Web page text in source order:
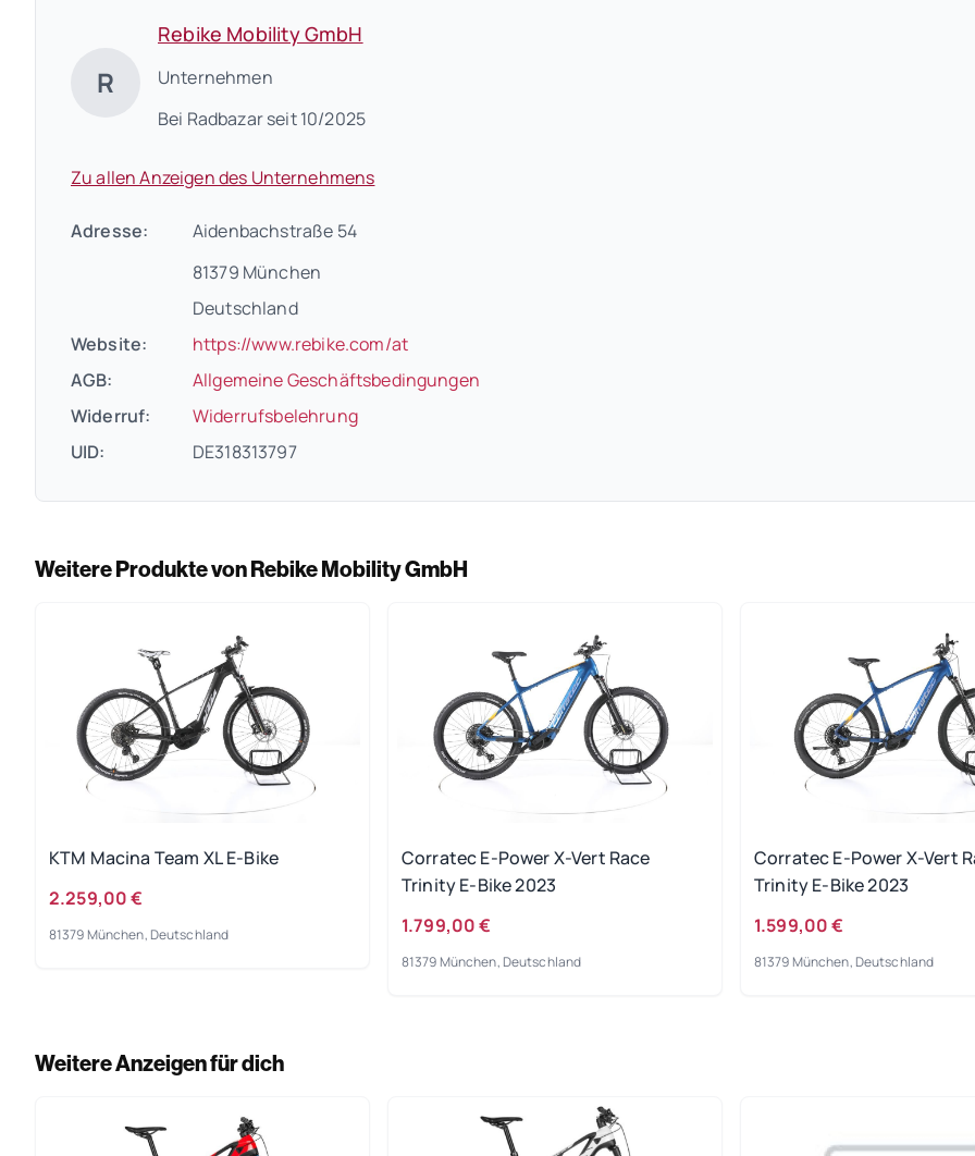
R
Rebike Mobility GmbH
Unternehmen
Bei Radbazar seit 10/2025
Zu allen Anzeigen des Unternehmens
Adresse:
Aidenbachstraße 54
81379 München
Deutschland
Website:
https://www.rebike.com/at(öffnet in neuem Tab)
AGB:
Allgemeine Geschäftsbedingungen(öffnet in neuem Tab)
Widerruf:
Widerrufsbelehrung(öffnet in neuem Tab)
UID:
DE318313797
Weitere Produkte von Rebike Mobility GmbH
KTM Macina Team XL E-Bike
2.259,00 €
81379 München, Deutschland
Corratec E-Power X-Vert Race
Trinity E-Bike 2023
1.799,00 €
81379 München, Deutschland
Corratec E-Power X-Vert
Trinity E-Bike 2023
1.599,00 €
81379 München, Deutschland
Weitere Anzeigen für dich